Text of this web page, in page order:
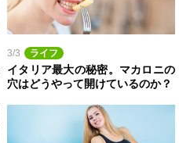
3/3 ライフ
イタリア最大の秘密。マカロニの
穴はどうやって開けているのか？